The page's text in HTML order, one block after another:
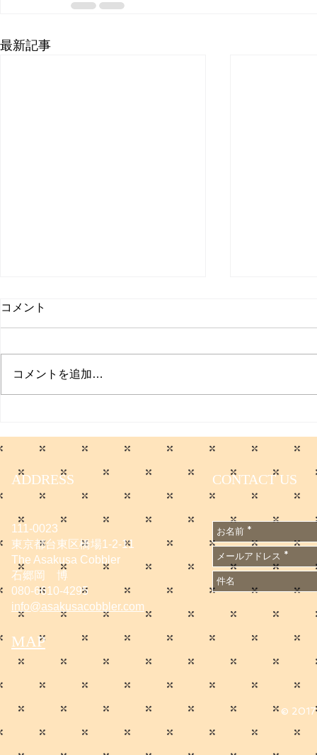
最新記事
せ
ニューアル
コメント
コメントを追加…
ADDRESS CONTACT US
111-0023
東京都台東区橋場1-2-11
The Asakusa Cobbler
石郷岡 博
080-6610-4295
info@asakusacobbler.com
MAP
© 2017